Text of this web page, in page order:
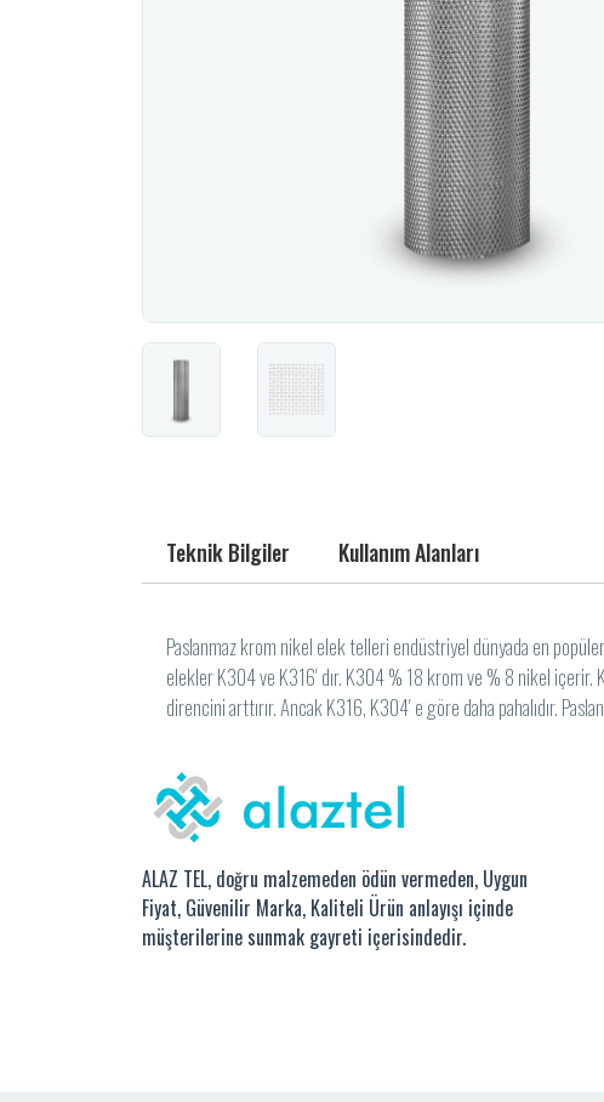
Teknik Bilgiler Kullanım Alanları
Paslanmaz krom nikel elek telleri endüstriyel dünyada en
elekler K304 ve K316′ dır. K304 % 18 krom ve % 8 nikel içerir.
direncini arttırır. Ancak K316, K304′ e göre daha pahalıdır.
ALAZ TEL, doğru malzemeden ödün vermeden, Uygun
Fiyat, Güvenilir Marka, Kaliteli Ürün anlayışı içinde
müşterilerine sunmak gayreti içerisindedir.